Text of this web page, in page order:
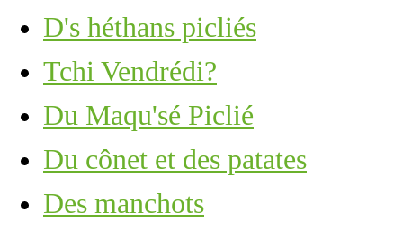
D's héthans picliés
Tchi Vendrédi?
Du Maqu'sé Piclié
Du cônet et des patates
Des manchots